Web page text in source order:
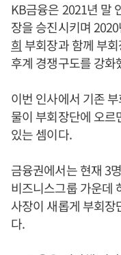
KB금융은 2021년 말
장을 승진시키며
희부회장과 함께 부
후계 경쟁구도를 강
이번 인사에서 기존
물이 부회장단에 오
있는 셈이다.
금융권에서는 현재 3
비즈니스그룹 가운데
사장이 새롭게 부회
다.